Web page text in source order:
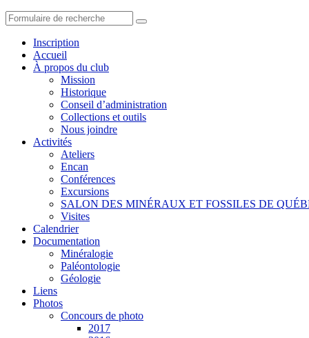
Search
Inscription
Accueil
À propos du club
Mission
Historique
Conseil d’administration
Collections et outils
Nous joindre
Activités
Ateliers
Encan
Conférences
Excursions
SALON DES MINÉRAUX ET FOSSILES DE
Visites
Calendrier
Documentation
Minéralogie
Paléontologie
Géologie
Liens
Photos
Concours de photo
2017